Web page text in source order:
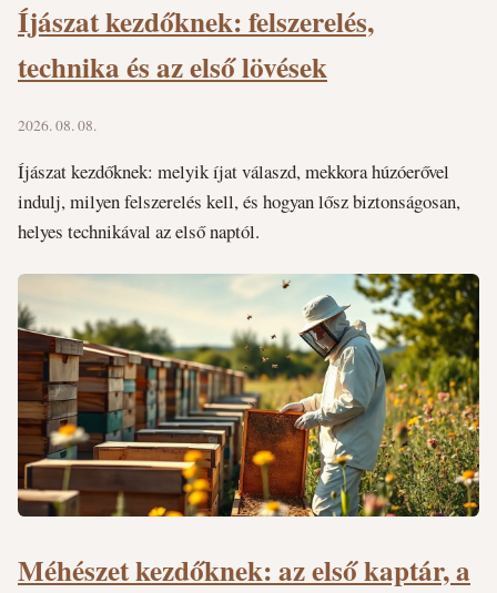
Íjászat kezdőknek: felszerelés,
technika és az első lövések
2026. 08. 08.
Íjászat kezdőknek: melyik íjat válaszd, mekkora húzóerővel
indulj, milyen felszerelés kell, és hogyan lősz biztonságosan,
helyes technikával az első naptól.
Méhészet kezdőknek: az első kaptár, a